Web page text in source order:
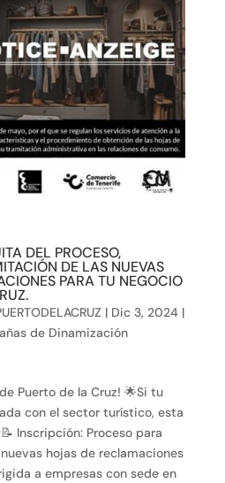
DEL PROCESO,
DE LAS NUEVAS
PARA TU NEGOCIO
| Dic 3, 2024|
de Dinamización
Puerto de la Cruz! 🌟Si tu
con el sector turístico, esta
Inscripción: Proceso para
hojas de reclamaciones
a empresas con sede en